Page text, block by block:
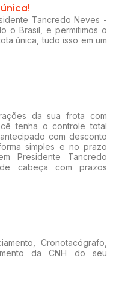
Tancredo Neves -
o Brasil, e permitimos o
única, tudo isso em um
da sua frota com
tenha o controle total
com desconto
simples e no prazo
Presidente Tancredo
cabeça com prazos
Cronotacógrafo,
da CNH do seu